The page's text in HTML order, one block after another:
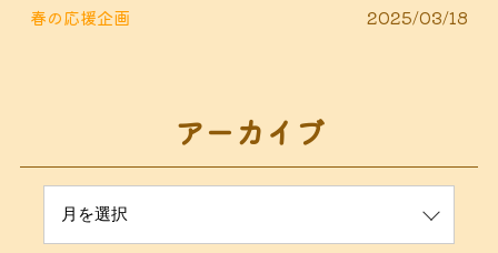
春の応援企画
2025/03/18
アーカイブ